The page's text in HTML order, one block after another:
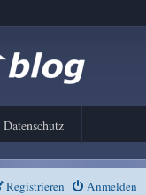
Datenschutz
Anmelden
Registrieren